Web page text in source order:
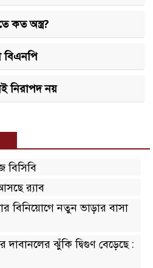
কত অস্ত্র?
বিএনপি
নিরাপদ নয়
বিসিবি
র‌্যাব
বিনিয়োগে নতুন ভাড়ার বাসা
দাবানলের ঝুঁকি দ্বিগুণ বেড়েছে :